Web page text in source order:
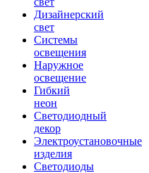
Дизайнерский
свет
Системы
освещения
Наружное
освещение
Гибкий
неон
Светодиодный
декор
Электроустановочные
изделия
Светодиоды